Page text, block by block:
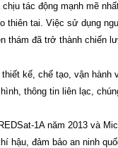
tác động mạnh mẽ
thiên tai. Việc sử dụng
thám đã trở thành chiến
kế, chế tạo, vận
thông tin liên lạc,
1A năm 2013 và
hậu, đảm bảo an ninh